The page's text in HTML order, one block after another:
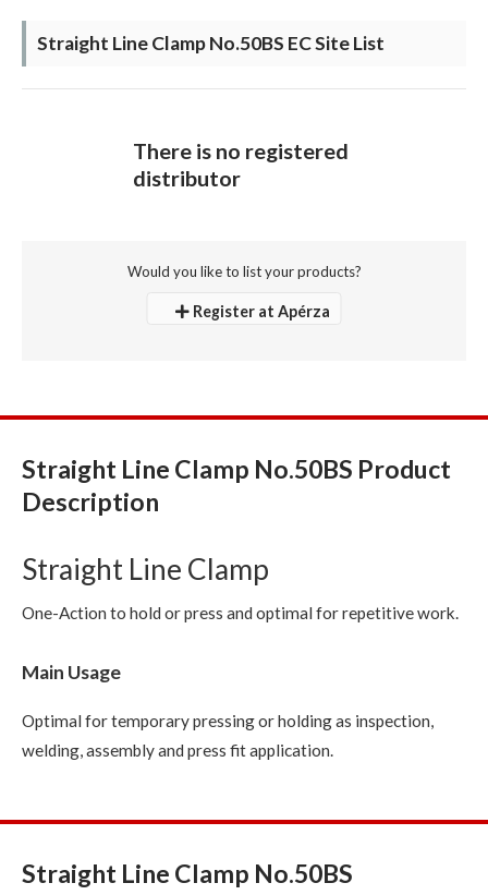
Straight Line Clamp No.50BS EC Site List
There is no registered
distributor
Would you like to list your products?
Register at Apérza
Straight Line Clamp No.50BS Product
Description
Straight Line Clamp
One-Action to hold or press and optimal for repetitive work.
Main Usage
Optimal for temporary pressing or holding as inspection,
welding, assembly and press fit application.
Straight Line Clamp No.50BS